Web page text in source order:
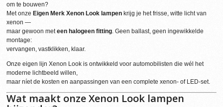
om te bouwen?
Met onze Eigen Merk Xenon Look lampen krijg je het frisse, witte licht van
xenon —
maar gewoon meteen halogeen fitting. Geen ballast, geen ingewikkelde
montage:
vervangen, vastklikken, klaar.
Onze eigen lijn Xenon Look is ontwikkeld voor automobilisten die wél het
moderne lichtbeeld willen,
maar níet de kosten en aanpassingen van een complete xenon- of LED-set.
Wat maakt onze Xenon Look lampen